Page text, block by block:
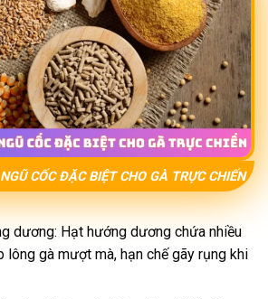
CỐC ĐẶC BIỆT CHO GÀ TRỰC CHIẾN
dương: Hạt hướng dương chứa nhiều
lông gà mượt mà, hạn chế gãy rụng khi